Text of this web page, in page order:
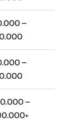
–
–
–